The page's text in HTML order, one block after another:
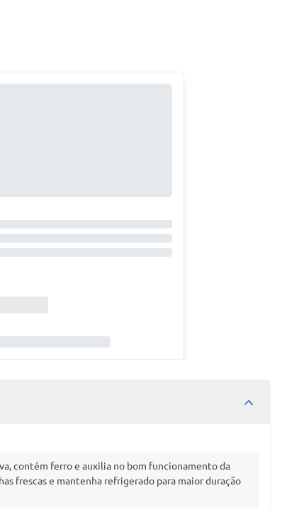
contém ferro e auxilia no bom funcionamento da
frescas e mantenha refrigerado para maior duração